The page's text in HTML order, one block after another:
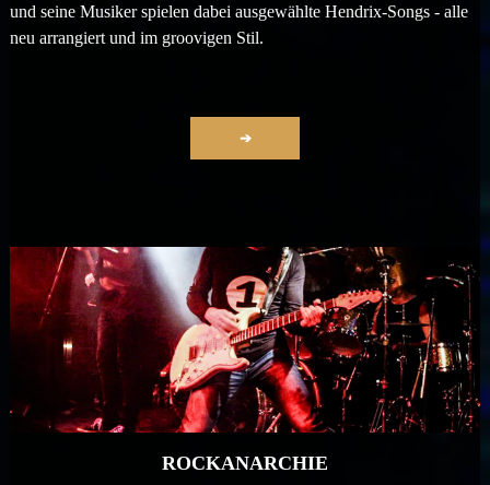
und seine Musiker spielen dabei ausgewählte Hendrix-Songs - alle
neu arrangiert und im groovigen Stil.
➔
ROCKANARCHIE